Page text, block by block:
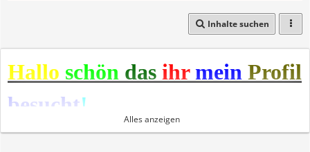
Inhalte suchen
Hallo schön das ihr mein Profil
besucht!
Alles anzeigen